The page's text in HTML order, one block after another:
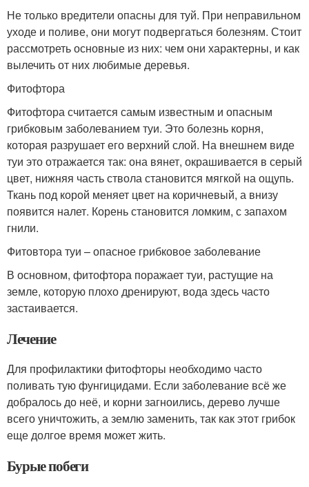
Не только вредители опасны для туй. При неправильном
уходе и поливе, они могут подвергаться болезням. Стоит
рассмотреть основные из них: чем они характерны, и как
вылечить от них любимые деревья.
Фитофтора
Фитофтора считается самым известным и опасным
грибковым заболеванием туи. Это болезнь корня,
которая разрушает его верхний слой. На внешнем виде
туи это отражается так: она вянет, окрашивается в серый
цвет, нижняя часть ствола становится мягкой на ощупь.
Ткань под корой меняет цвет на коричневый, а внизу
появится налет. Корень становится ломким, с запахом
гнили.
Фитовтора туи – опасное грибковое заболевание
В основном, фитофтора поражает туи, растущие на
земле, которую плохо дренируют, вода здесь часто
застаивается.
Лечение
Для профилактики фитофторы необходимо часто
поливать тую фунгицидами. Если заболевание всё же
добралось до неё, и корни загноились, дерево лучше
всего уничтожить, а землю заменить, так как этот грибок
еще долгое время может жить.
Бурые побеги